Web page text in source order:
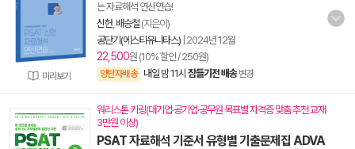
미리보기
는 자료해석 연산연습!
신헌 배승철 (지은이)
공단기(에스티유니타스) 2024년 12월
22,500원 (10% 할인 / 250원)
양탄자배송 내일 밤 11시 잠들기전 배송 변경
워리스톤 키링(대기업·공기업·공무원 목표별 자격증 맞춤 추천 교재
3만원 이상)
PSAT 자료해석 기준서 유형별 기출문제집 ADVA